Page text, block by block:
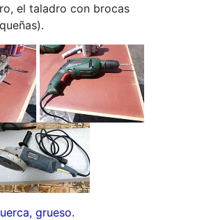
el taladro con brocas
grueso.